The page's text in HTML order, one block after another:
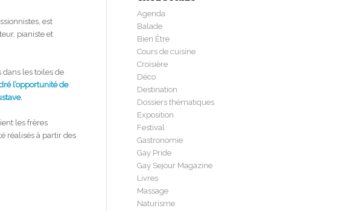
est
pianiste et
les toiles de
l’opportunité de
les frères
réalisés à partir des
Agenda
Balade
Bien Être
Cours de cuisine
Croisière
Déco
Destination
Dossiers thématiques
Exposition
Festival
Gastronomie
Gay Pride
Gay Sejour Magazine
Livres
Massage
Naturisme